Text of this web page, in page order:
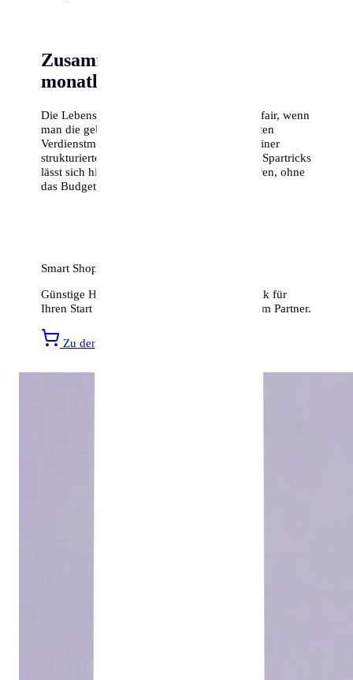
Zusammenfassung der
monatlichen Kosten
Die Lebenshaltungskosten in Chemnitz sind fair, wenn
man die gebotene Lebensqualität und die guten
Verdienstmöglichkeiten berücksichtigt. Mit einer
strukturierten Planung und ein paar cleveren Spartricks
lässt sich hier ein hervorragendes Leben führen, ohne
das Budget zu sprengen.
Smart Shopping für Ihr neues Zuhause
Günstige Haushaltsartikel, Möbel und Technik für
Ihren Start in Chemnitz finden Sie bei unserem Partner.
Zu den Amazon Angeboten »